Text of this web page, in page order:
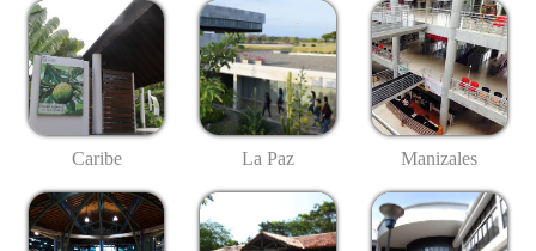
Caribe La Paz Manizales